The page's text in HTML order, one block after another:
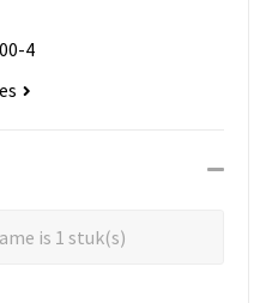
4
is 1 stuk(s)